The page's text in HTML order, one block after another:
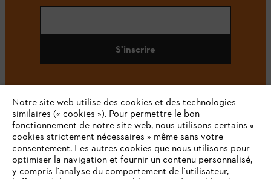
S'inscrire
#STIHL
Notre site web utilise des cookies et des technologies
similaires (« cookies »). Pour permettre le bon
fonctionnement de notre site web, nous utilisons certains «
cookies strictement nécessaires » même sans votre
consentement. Les autres cookies que nous utilisons pour
optimiser la navigation et fournir un contenu personnalisé,
y compris l'analyse du comportement de l'utilisateur,